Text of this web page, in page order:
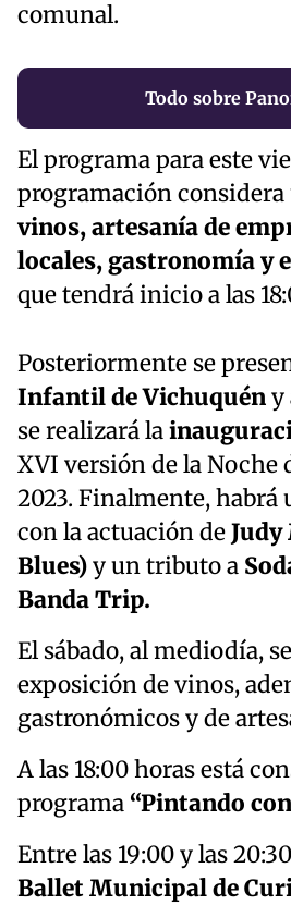
comunal.
Todo sobre
El programa para este
programación considera
vinos, artesanía de
locales, gastronomía y
que tendrá inicio a las
Posteriormente se
Infantil de Vichuquény
se realizará la
XVI versión de la Noche
2023. Finalmente, habrá
con la actuación deJudy
Blues)y un tributo a
Banda Trip.
El sábado, al mediodía,
exposición de vinos,
gastronómicos y de
A las 18:00 horas está
programa “Pintando
Entre las 19:00 y las
Ballet Municipal de